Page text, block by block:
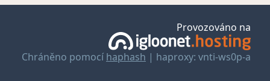
Provozováno na
Chráněno pomocí haphash | haproxy: vnti-ws0p-a